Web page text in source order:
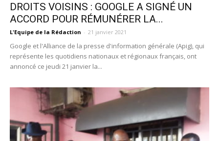
DROITS VOISINS : GOOGLE A SIGNÉ UN
ACCORD POUR RÉMUNÉRER LA...
L'Equipe de la Rédaction - 21 janvier 2021
Google et l'Alliance de la presse d'information générale (Apig), qui
représente les quotidiens nationaux et régionaux français, ont
annoncé ce jeudi 21 janvier la...